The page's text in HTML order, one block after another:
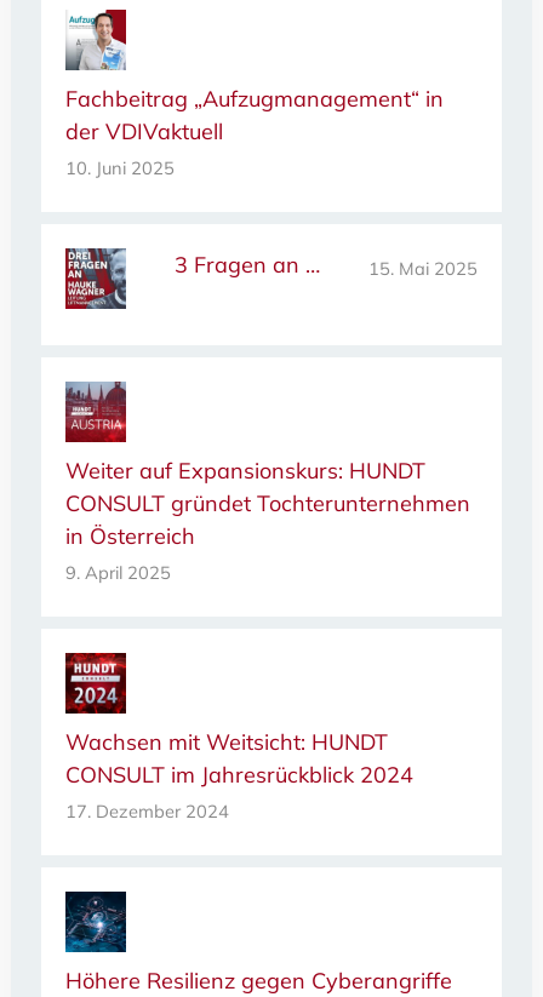
Fachbeitrag „Aufzugmanagement“ in
der VDIVaktuell
10. Juni 2025
3 Fragen an … 15. Mai 2025
Weiter auf Expansionskurs: HUNDT
CONSULT gründet Tochterunternehmen
in Österreich
9. April 2025
Wachsen mit Weitsicht: HUNDT
CONSULT im Jahresrückblick 2024
17. Dezember 2024
Höhere Resilienz gegen Cyberangriffe